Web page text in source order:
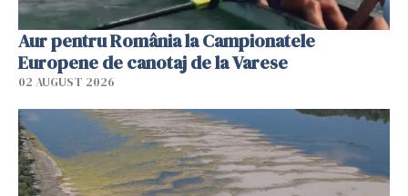
Aur pentru România la Campionatele
Europene de canotaj de la Varese
02 AUGUST 2026